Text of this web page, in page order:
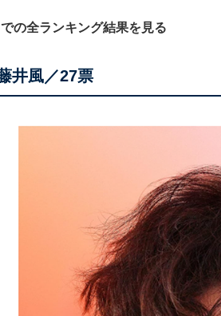
での全ランキング結果を見る
井風／27票